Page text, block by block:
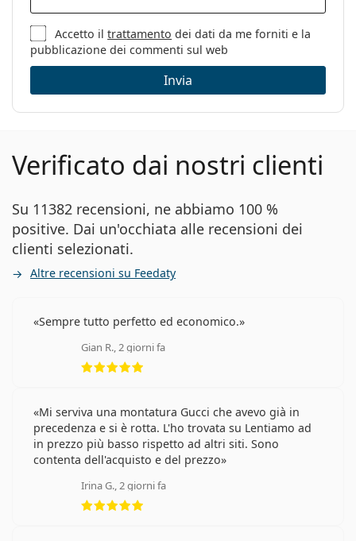
Utilizzo:
Moda
Codice:
Accetto iltrattamento dei dati da me forniti e la
pubblicazione dei commenti sul web
Invia
Verificato dai nostri clienti
Su 11382 recensioni, ne abbiamo 100 %
positive. Dai un'occhiata alle recensioni dei
clienti selezionati.
Altre recensioni su Feedaty
Sempre tutto perfetto ed economico.
Gian R., 2 giorni fa
Mi serviva una montatura Gucci che avevo già in
precedenza e si è rotta. L'ho trovata su Lentiamo ad
in prezzo più basso rispetto ad altri siti. Sono
contenta dell'acquisto e del prezzo
Irina G., 2 giorni fa